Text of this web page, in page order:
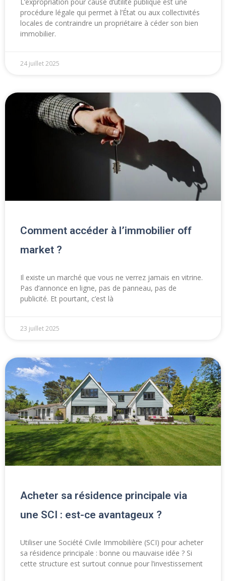
procédure légale qui permet à l’État ou aux collectivités
locales de contraindre un propriétaire à céder son bien
immobilier.
24 juillet 2025
Comment accéder à l’immobilier off
market ?
Il existe un marché que vous ne verrez jamais en vitrine.
Pas d’annonce en ligne, pas de panneau, pas de
publicité. Et pourtant, c’est là
23 juillet 2025
Acheter sa résidence principale via
une SCI : est-ce avantageux ?
Utiliser une Société Civile Immobilière (SCI) pour acheter
sa résidence principale : bonne ou mauvaise idée ? Si
cette structure est surtout connue pour l’investissement